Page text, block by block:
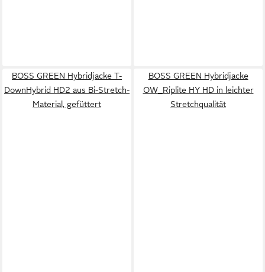
BOSS GREEN Hybridjacke T-
DownHybrid HD2 aus Bi-Stretch-
Material, gefüttert
BOSS GREEN Hybridjacke
OW_Riplite HY HD in leichter
Stretchqualität